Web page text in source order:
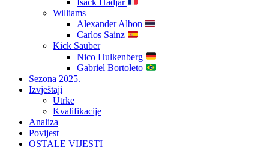
Williams
Alexander Albon
Carlos Sainz
Kick Sauber
Nico Hulkenberg
Gabriel Bortoleto
Sezona 2025.
Izvještaji
Utrke
Kvalifikacije
Analiza
Povijest
OSTALE VIJESTI